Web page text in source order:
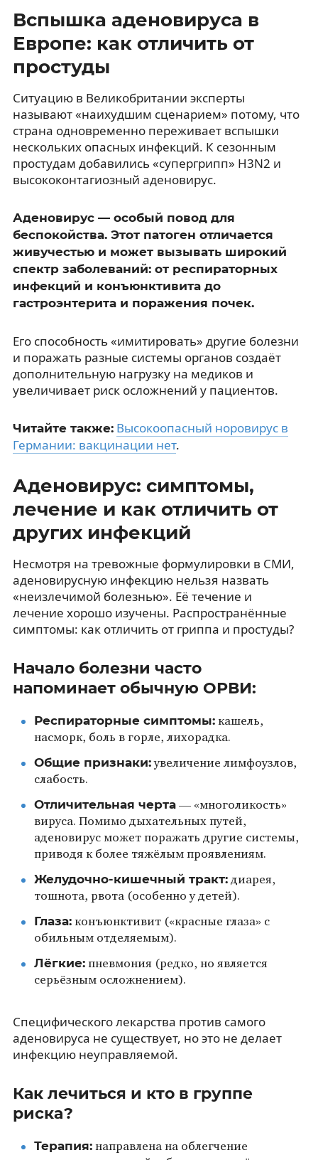
Вспышка аденовируса в
Европе: как отличить от
простуды
Ситуацию в Великобритании эксперты
называют «наихудшим сценарием» потому, что
страна одновременно переживает вспышки
нескольких опасных инфекций. К сезонным
простудам добавились «супергрипп» H3N2 и
высококонтагиозный аденовирус.
Аденовирус — особый повод для
беспокойства. Этот патоген отличается
живучестью и может вызывать широкий
спектр заболеваний: от респираторных
инфекций и конъюнктивита до
гастроэнтерита и поражения почек.
Его способность «имитировать» другие болезни
и поражать разные системы органов создаёт
дополнительную нагрузку на медиков и
увеличивает риск осложнений у пациентов.
Читайте также: Высокоопасный норовирус в
Германии: вакцинации нет.
Аденовирус: симптомы,
лечение и как отличить от
других инфекций
Несмотря на тревожные формулировки в СМИ,
аденовирусную инфекцию нельзя назвать
«неизлечимой болезнью». Её течение и
лечение хорошо изучены. Распространённые
симптомы: как отличить от гриппа и простуды?
Начало болезни часто
напоминает обычную ОРВИ:
Респираторные симптомы:кашель,
насморк, боль в горле, лихорадка.
Общие признаки:увеличение лимфоузлов,
слабость.
Отличительная черта— «многоликость»
вируса. Помимо дыхательных путей,
аденовирус может поражать другие системы,
приводя к более тяжёлым проявлениям.
Желудочно-кишечный тракт:диарея,
тошнота, рвота (особенно у детей).
Глаза:конъюнктивит («красные глаза» с
обильным отделяемым).
Лёгкие:пневмония (редко, но является
серьёзным осложнением).
Специфического лекарства против самого
аденовируса не существует, но это не делает
инфекцию неуправляемой.
Как лечиться и кто в группе
риска?
Терапия:направлена на облегчение